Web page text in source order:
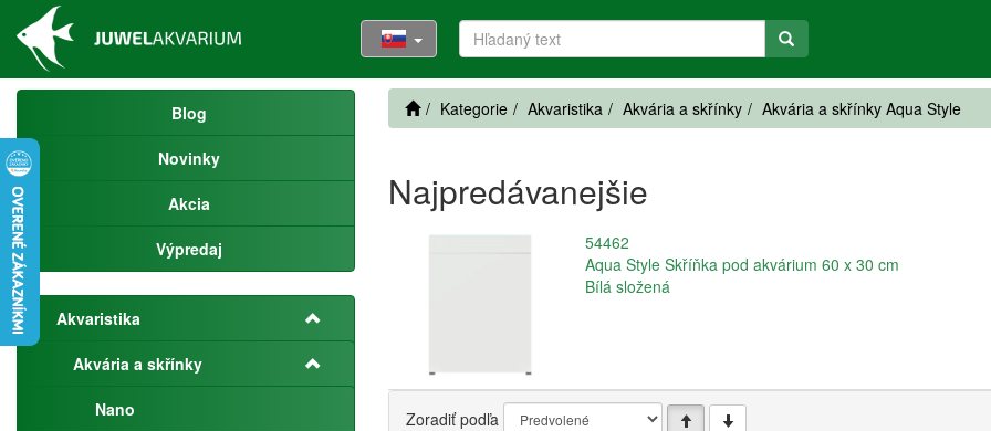
Blog
Novinky
Akcia
Výpredaj
Akvaristika
Akvária a skřínky
Nano
Kategorie Akvaristika Akvária a skřínky Akvária a skřínky Aqua Style
Najpredávanejšie
54462
Aqua Style Skříňka pod akvárium 60 x 30 cm
Bílá složená
Zoradiť podľa